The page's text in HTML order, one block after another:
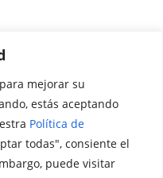
mejorar su
estás aceptando
Política de
todas", consiente el
puede visitar